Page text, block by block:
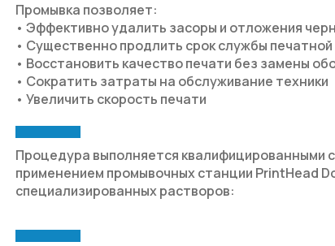
Промывка позволяет:
• Эффективно удалить засоры и отложения
• Существенно продлить срок службы печатной
• Восстановить качество печати без замены
• Сократить затраты на обслуживание техники
• Увеличить скорость печати
Процедура выполняется квалифицированными
применением промывочных станции PrintHead
специализированных растворов: